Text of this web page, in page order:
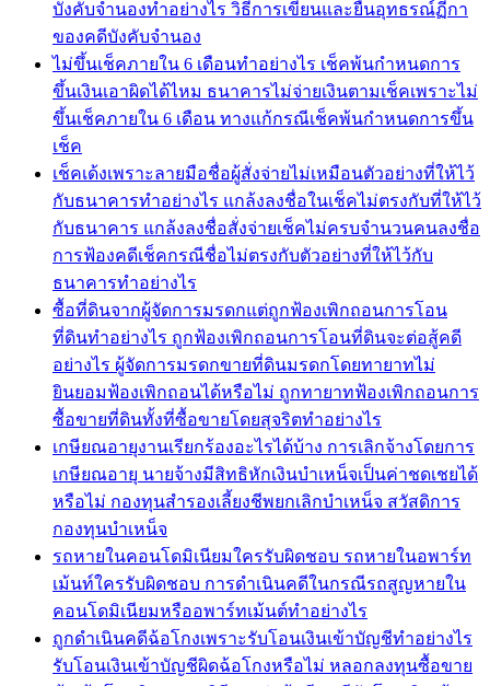
บังคับจำนองทำอย่างไร วิธีการเขียนและยื่นอุทธรณ์ฏีกา
ของคดีบังคับจำนอง
ไม่ขึ้นเช็คภายใน 6 เดือนทำอย่างไร เช็คพ้นกำหนดการ
ขึ้นเงินเอาผิดได้ไหม ธนาคารไม่จ่ายเงินตามเช็คเพราะไม่
ขึ้นเช็คภายใน 6 เดือน ทางแก้กรณีเช็คพ้นกำหนดการขึ้น
เช็ค
เช็คเด้งเพราะลายมือชื่อผู้สั่งจ่ายไม่เหมือนตัวอย่างที่ให้ไว้
กับธนาคารทำอย่างไร แกล้งลงชื่อในเช็คไม่ตรงกับที่ให้ไว้
กับธนาคาร แกล้งลงชื่อสั่งจ่ายเช็คไม่ครบจำนวนคนลงชื่อ
การฟ้องคดีเช็คกรณีชื่อไม่ตรงกับตัวอย่างที่ให้ไว้กับ
ธนาคารทำอย่างไร
ซื้อที่ดินจากผู้จัดการมรดกแต่ถูกฟ้องเพิกถอนการโอน
ที่ดินทำอย่างไร ถูกฟ้องเพิกถอนการโอนที่ดินจะต่อสู้คดี
อย่างไร ผู้จัดการมรดกขายที่ดินมรดกโดยทายาทไม่
ยินยอมฟ้องเพิกถอนได้หรือไม่ ถูกทายาทฟ้องเพิกถอนการ
ซื้อขายที่ดินทั้งที่ซื้อขายโดยสุจริตทำอย่างไร
เกษียณอายุงานเรียกร้องอะไรได้บ้าง การเลิกจ้างโดยการ
เกษียณอายุ นายจ้างมีสิทธิหักเงินบำเหน็จเป็นค่าชดเชยได้
หรือไม่ กองทุนสำรองเลี้ยงชีพยกเลิกบำเหน็จ สวัสดิการ
กองทุนบำเหน็จ
รถหายในคอนโดมิเนียมใครรับผิดชอบ รถหายในอพาร์ท
เม้นท์ใครรับผิดชอบ การดำเนินคดีในกรณีรถสูญหายใน
คอนโดมิเนียมหรืออพาร์ทเม้นต์ทำอย่างไร
ถูกดำเนินคดีฉ้อโกงเพราะรับโอนเงินเข้าบัญชีทำอย่างไร
รับโอนเงินเข้าบัญชีผิดฉ้อโกงหรือไม่ หลอกลงทุนซื้อขาย